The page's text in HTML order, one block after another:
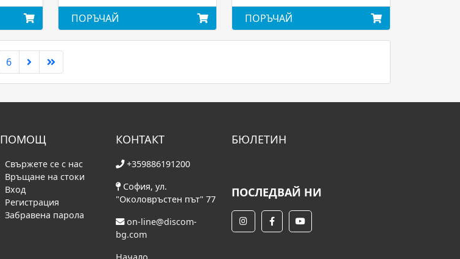
ПОРЪЧАЙ ПОРЪЧАЙ
6
ПОМОЩ
Свържете се с нас
Връщане на стоки
Вход
Регистрация
Забравена парола
КОНТАКТ
+359886191200
София, ул.
"Околовръстен път" 77
on-line@discom-
bg.com
БЮЛЕТИН
ПОСЛЕДВАЙ НИ